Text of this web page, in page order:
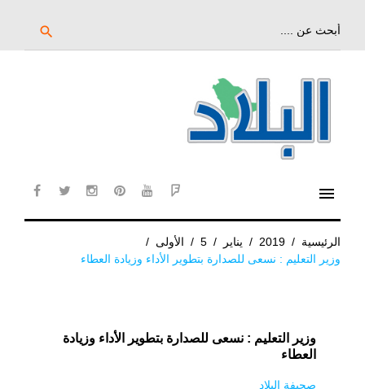
search
menu
الرئيسية /
2019
/ يناير /
5
/ الأولى /
وزير التعليم : نسعى للصدارة بتطوير الأداء وزيادة العطاء
وزير التعليم : نسعى للصدارة بتطوير الأداء وزيادة
العطاء
صحيفة البلاد